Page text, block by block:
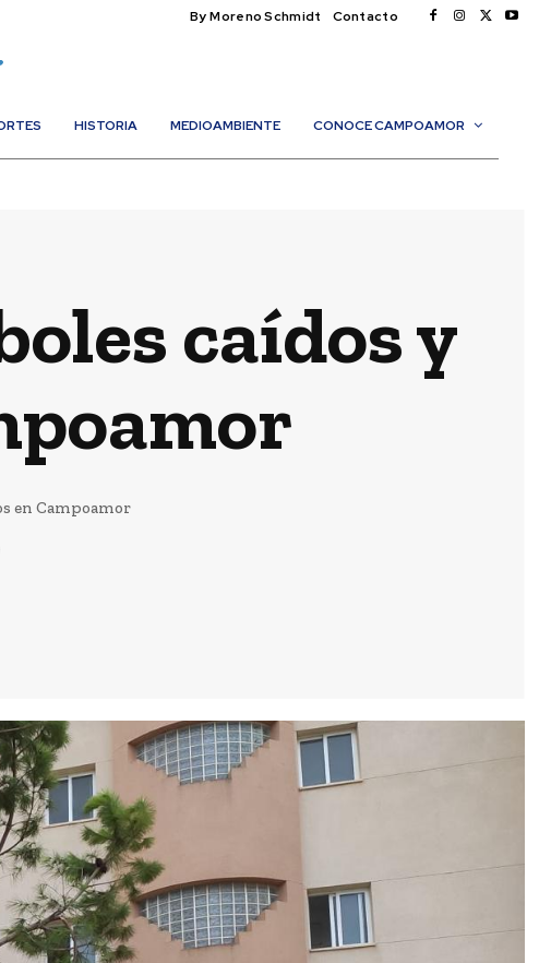
By Moreno Schmidt Contacto
HISTORIA MEDIOAMBIENTE CONOCE CAMPOAMOR
caídos y
en Campoamor